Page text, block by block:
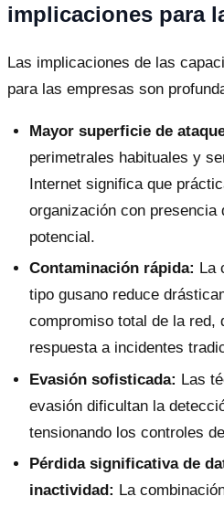
implicaciones para
Las implicaciones de las
para las empresas son
Mayor superficie de
perimetrales habituales y
Internet significa que
organización con presencia
potencial.
Contaminación rápida: La
tipo gusano reduce
compromiso total de la red,
respuesta a incidentes
Evasión sofisticada: Las
evasión dificultan la
tensionando los controles
Pérdida significativa de
inactividad: La